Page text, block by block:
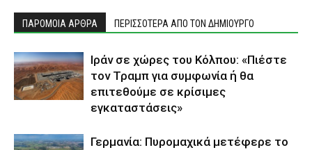
ΠΑΡΟΜΟΙΑ ΑΡΘΡΑ ΠΕΡΙΣΣΟΤΕΡΑ ΑΠΟ ΤΟΝ ΔΗΜΙΟΥΡΓΟ
Ιράν σε χώρες του Κόλπου: «Πιέστε
τον Τραμπ για συμφωνία ή θα
επιτεθούμε σε κρίσιμες
εγκαταστάσεις»
Γερμανία: Πυρομαχικά μετέφερε το